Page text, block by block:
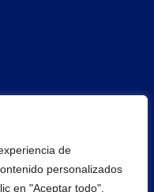
de
personalizados
en "Aceptar todo",